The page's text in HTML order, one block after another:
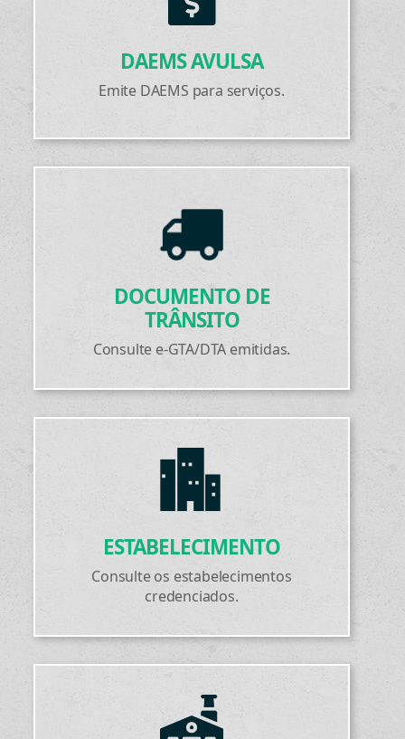
DAEMS AVULSA
Emite DAEMS para serviços.
DOCUMENTO DE
TRÂNSITO
Consulte e-GTA/DTA emitidas.
ESTABELECIMENTO
Consulte os estabelecimentos
credenciados.